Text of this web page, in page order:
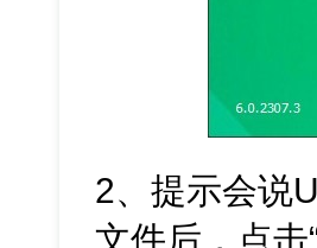
2、提示会说
文件后，点击